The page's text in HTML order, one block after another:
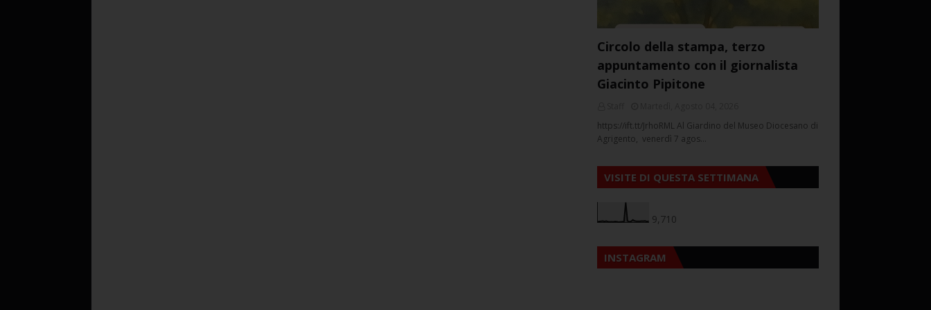
Circolo della stampa, terzo
appuntamento con il giornalista
Giacinto Pipitone
https://ift.tt/JrhoRML Al Giardino del Museo Diocesano di
Agrigento, venerdì 7 agos…
VISITE DI QUESTA SETTIMANA
9,710
INSTAGRAM